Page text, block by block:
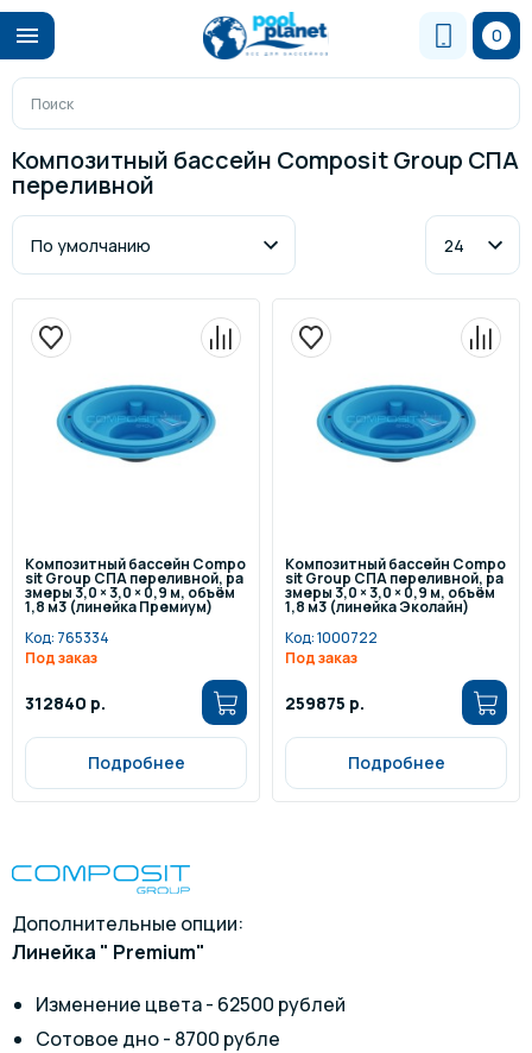
0
Композитный бассейн Composit Group СПА
переливной
Композитный бассейн Compo
sit Group СПА переливной, ра
змеры 3,0 × 3,0 × 0,9 м, объём
1,8 м3 (линейка Премиум)
Код: 765334
Под заказ
312840 р.
Подробнее
Композитный бассейн Compo
sit Group СПА переливной, ра
змеры 3,0 × 3,0 × 0,9 м, объём
1,8 м3 (линейка Эколайн)
Код:1000722
Под заказ
259875 р.
Подробнее
Дополнительные опции:
Линейка " Premium"
Изменение цвета - 62500 рублей
Сотовое дно - 8700 рубле